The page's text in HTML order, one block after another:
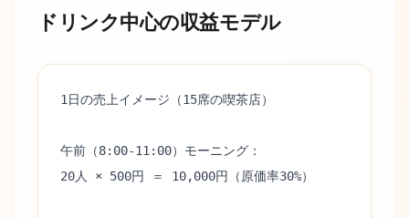
ドリンク中心の収益モデル
1日の売上イメージ（15席の喫茶店）
午前（8:00-11:00）モーニング：
20人 × 500円 ＝ 10,000円（原価率30%）